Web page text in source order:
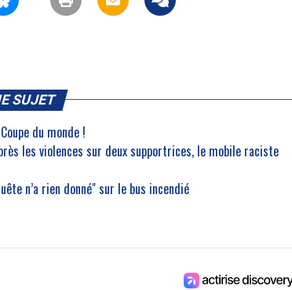
SUJET
du monde !
les violences sur deux supportrices, le mobile raciste
n’a rien donné" sur le bus incendié